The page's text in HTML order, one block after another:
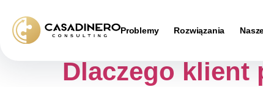
Problemy Rozwiązania
Tag:
Dlaczego klient